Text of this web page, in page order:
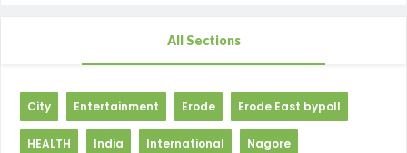
All Sections
City Entertainment Erode Erode East bypoll
HEALTH India International Nagore